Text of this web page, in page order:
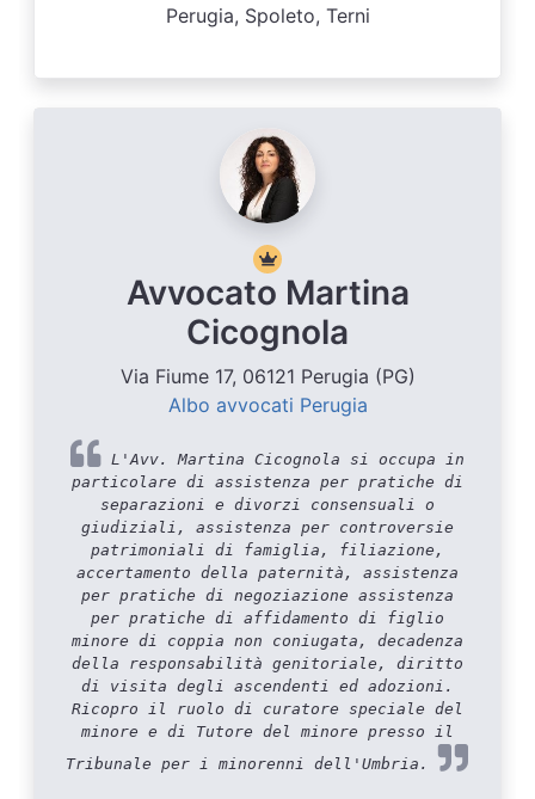
Perugia, Spoleto, Terni
Avvocato Martina
Cicognola
Via Fiume 17, 06121 Perugia (PG)
Albo avvocati Perugia
L'Avv. Martina Cicognola si occupa in
particolare di assistenza per pratiche di
separazioni e divorzi consensuali o
giudiziali, assistenza per controversie
patrimoniali di famiglia, filiazione,
accertamento della paternità, assistenza
per pratiche di negoziazione assistenza
per pratiche di affidamento di figlio
minore di coppia non coniugata, decadenza
della responsabilità genitoriale, diritto
di visita degli ascendenti ed adozioni.
Ricopro il ruolo di curatore speciale del
minore e di Tutore del minore presso il
Tribunale per i minorenni dell'Umbria.